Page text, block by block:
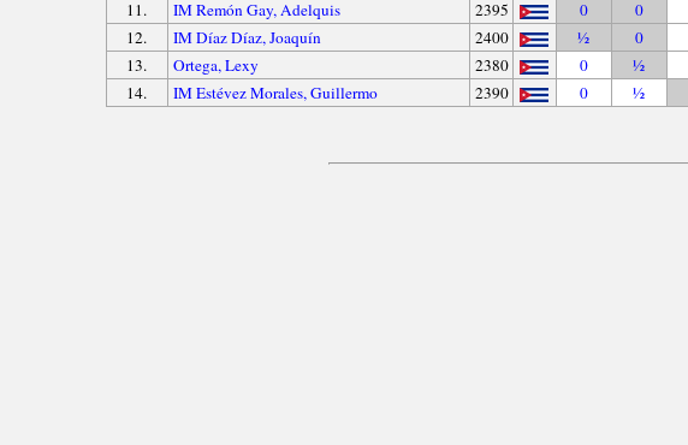
11.
IM Remón Gay, Adelquis 2395 0 0
12.
IM Díaz Díaz, Joaquín 2400 ½ 0
13.
Ortega, Lexy 2380 0 ½
14.
IM Estévez Morales, Guillermo 2390 0 ½